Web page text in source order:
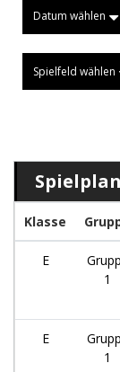
Datum wählen
Spielfeld wählen
Klasse
E
1
E
1